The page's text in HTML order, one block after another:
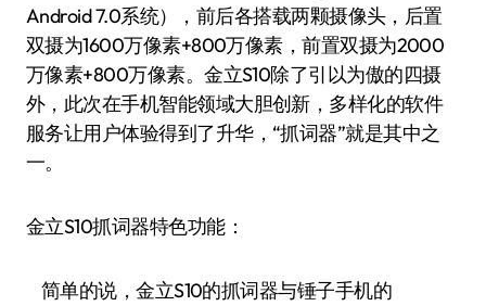
Android 7.0系统），前后各搭载两颗摄像头，后置
双摄为1600万像素+800万像素，前置双摄为2000
万像素+800万像素。金立S10除了引以为傲的四摄
外，此次在手机智能领域大胆创新，多样化的软件
服务让用户体验得到了升华，“抓词器”就是其中之
一。
金立S10抓词器特色功能：
简单的说，金立S10的抓词器与锤子手机的